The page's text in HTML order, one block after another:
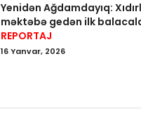
Yenidən Ağdamdayıq:
məktəbə gedən ilk
REPORTAJ
16 Yanvar, 2026